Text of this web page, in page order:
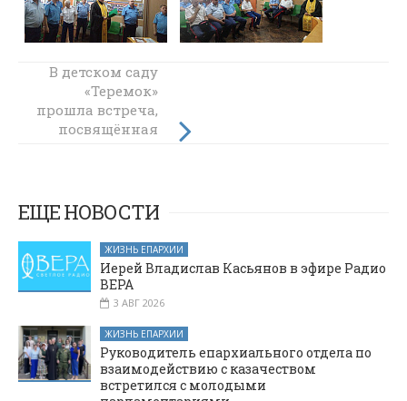
Престольный
праздник в День
Владимирской
иконы Божией
В детском саду
«Теремок»
прошла встреча,
посвящённая
ЕЩЕ НОВОСТИ
ЖИЗНЬ ЕПАРХИИ
Иерей Владислав Касьянов в эфире Радио
ВЕРА
3 АВГ 2026
ЖИЗНЬ ЕПАРХИИ
Руководитель епархиального отдела по
взаимодействию с казачеством
встретился с молодыми